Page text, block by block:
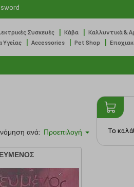
Συσκευές Κάβα Καλλυντικά &
Υγείας Accessories Pet Shop
ανά: Προεπιλογή Το